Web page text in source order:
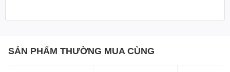
SẢN PHẨM THƯỜNG MUA CÙNG